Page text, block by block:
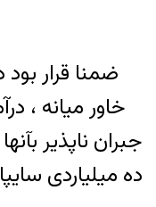
ضمنا قرار
جبران ناپذیر
ده میلیاردی